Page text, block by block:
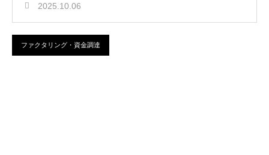
2025.10.06
ファクタリング・資金調達